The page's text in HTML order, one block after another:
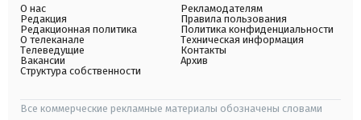
О нас
Редакция
Редакционная политика
О телеканале
Телеведущие
Вакансии
Структура собственности
Рекламодателям
Правила пользования
Политика конфиденциальности
Техническая информация
Контакты
Архив
Все коммерческие рекламные материалы обозначены словами